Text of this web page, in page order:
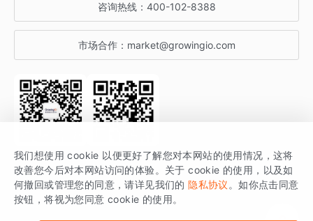
增长博客
开发者文档
SDK 文档
场景指南
增长大会
行业活动
咨询热线： 400-102-8388
市场合作： market@growingio.com
关注公众号 获取更多干货
GrowingIO 是专注于数据智能分析与增长的品牌，核心平台为 GrowingIO
分析云。
我们想使用 cookie 以便更好了解您对本网站的使用情况，这将
改善您今后对本网站访问的体验。关于 cookie 的使用，以及如
何撤回或管理您的同意，请详见我们的 隐私协议 。如你点击同意
按钮，将视为您同意 cookie 的使用。